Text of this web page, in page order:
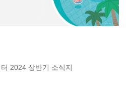
2024 상반기 소식지